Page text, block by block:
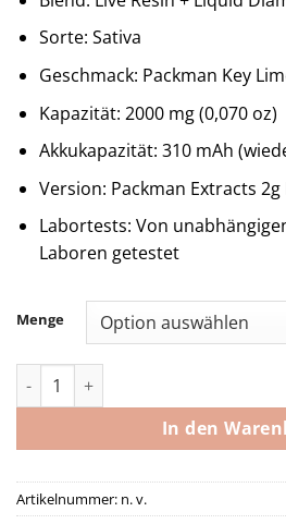
Sorte: Sativa
Geschmack: Packman Key
Kapazität: 2000 mg (0,070 oz)
Akkukapazität: 310 mAh
Version: Packman Extracts
Labortests: Von
Laboren getestet
Menge
Packman Disposable Key Lime Cake
In den
Artikelnummer: n. v.